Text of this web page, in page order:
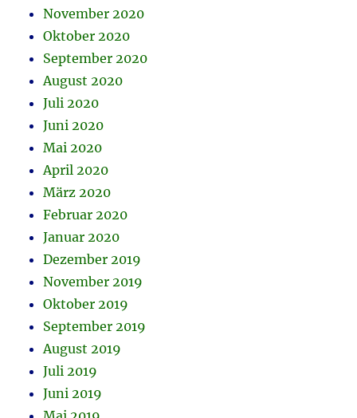
November 2020
Oktober 2020
September 2020
August 2020
Juli 2020
Juni 2020
Mai 2020
April 2020
März 2020
Februar 2020
Januar 2020
Dezember 2019
November 2019
Oktober 2019
September 2019
August 2019
Juli 2019
Juni 2019